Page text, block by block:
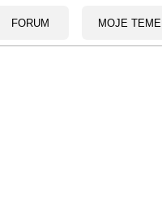
FORUM MOJE TEME